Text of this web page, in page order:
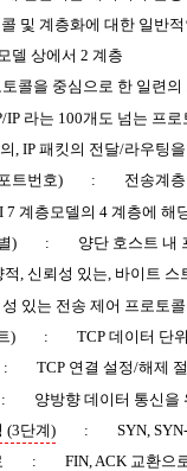
및 계층화에 대한 일반
델 상에서 2 계층
토콜을 중심으로 한 일련
IP 라는 100개도 넘는 프
, IP 패킷의 전달/라우팅
트번호) :
전송계
7 계층모델의 4 계층에 해
) :
양단 호스트 내
적, 신뢰성 있는, 바이트 스
있는 전송 제어 프로토콜
) :
TCP 데이터 단
:
TCP 연결 설정/해제
:
양방향 데이터 통신을
(3단계) :
SYN,
:
FIN, ACK 교환으